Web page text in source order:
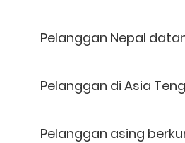
Pelanggan Nepal
Pelanggan di Asia
Pelanggan asing